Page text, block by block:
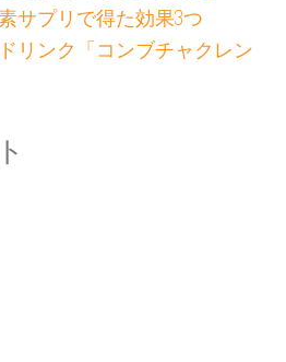
サプリで得た効果3つ
リンク「コンブチャクレン